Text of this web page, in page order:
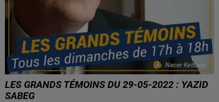
LES GRANDS TÉMOINS DU 29-05-2022 : YAZID
SABEG